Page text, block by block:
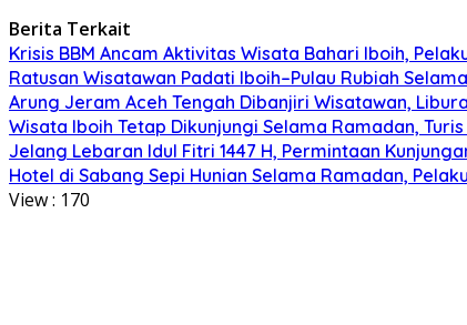
Berita Terkait
Krisis BBM Ancam Aktivitas Wisata Bahari Iboih,
Ratusan Wisatawan Padati Iboih–Pulau Rubiah
Arung Jeram Aceh Tengah Dibanjiri Wisatawan,
Wisata Iboih Tetap Dikunjungi Selama Ramadan,
Jelang Lebaran Idul Fitri 1447 H, Permintaan
Hotel di Sabang Sepi Hunian Selama Ramadan,
View : 170